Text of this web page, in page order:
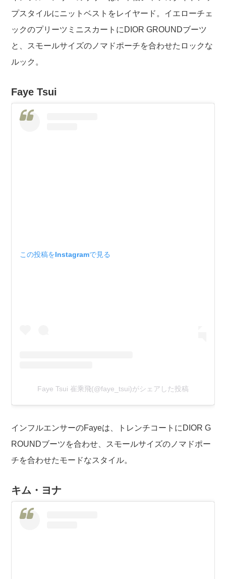
プスタイルにニットベストをレイヤード。イエローチェ
ックのプリーツミニスカートにDIOR GROUNDブーツ
と、スモールサイズのノマドポーチを合わせたロックな
ルック。
Faye Tsui
この投稿をInstagramで見る
Faye Tsui 崔乘飛(@faye_tsui)がシェアした投稿
インフルエンサーのFayeは、トレンチコートにDIOR G
ROUNDブーツを合わせ、スモールサイズのノマドポー
チを合わせたモードなスタイル。
キム・ヨナ